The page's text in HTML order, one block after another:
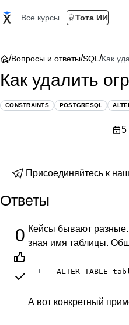
Все курсы Тота ИИ
/Вопросы и ответы/SQL /Как
Как удалить
CONSTRAINTS POSTGRESQL
5
Присоединяйтесь к
Ответы
0 Кейсы бывают разные.
зная имя таблицы.
1 ALTER TABLE
А вот конкретный